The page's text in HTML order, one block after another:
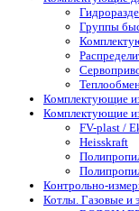
Группы
Комплектующие
Комплектующие
FV-plast /
Heisskraft
Контрольно-
Котлы. Газовые и